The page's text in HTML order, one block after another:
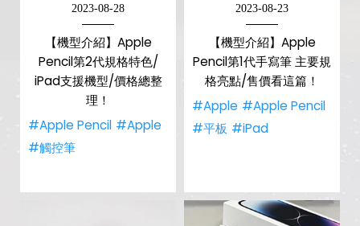
2023-08-28
【機型介紹】Apple
Pencil第2代規格特色/
iPad支援機型/價格總整
理！
#Apple Pencil #Apple
#觸控筆
2023-08-23
【機型介紹】Apple
Pencil第1代手寫筆 主要規
格亮點/售價看這篇！
#Apple #Apple Pencil
#平板 #iPad